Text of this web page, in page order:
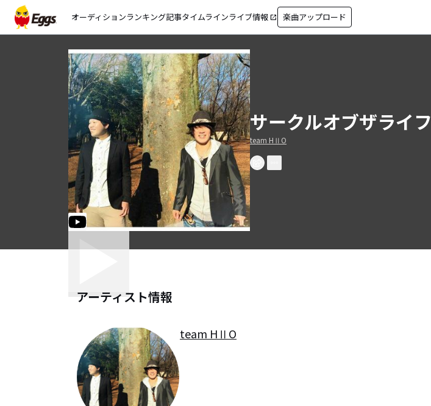
オーディションランキング記事タイムラインライブ情報 open_in_new 楽曲アップロード
サークルオブザライフ
team HⅡO
アーティスト情報
team HⅡO